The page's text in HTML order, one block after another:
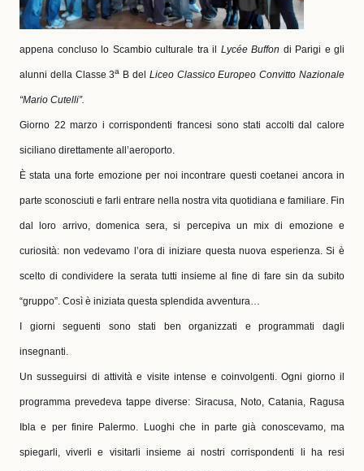
appena concluso lo Scambio culturale tra il Lycée Buffon di Parigi e gli
alunni della Classe3a B del Liceo Classico Europeo Convitto Nazionale
“Mario Cutelli”.
Giorno 22 marzo i corrispondenti francesi sono stati accolti dal calore
siciliano direttamente all’aeroporto.
È stata una forte emozione per noi incontrare questi coetanei ancora in
parte sconosciuti e farli entrare nella nostra vita quotidiana e familiare. Fin
dal loro arrivo, domenica sera, si percepiva un mix di emozione e
curiosità: non vedevamo l’ora di iniziare questa nuova esperienza. Si è
scelto di condividere la serata tutti insieme al fine di fare sin da subito
“gruppo”. Così è iniziata questa splendida avventura…
I giorni seguenti sono stati ben organizzati e programmati dagli
insegnanti.
Un susseguirsi di attività e visite intense e coinvolgenti. Ogni giorno il
programma prevedeva tappe diverse: Siracusa, Noto, Catania, Ragusa
Ibla e per finire Palermo. Luoghi che in parte già conoscevamo, ma
spiegarli, viverli e visitarli insieme ai nostri corrispondenti li ha resi